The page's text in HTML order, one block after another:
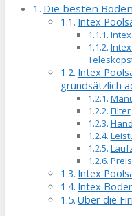
Die besten
Intex
Intex
grundsätzlich
Filter
Preis
Intex
Intex
Über die